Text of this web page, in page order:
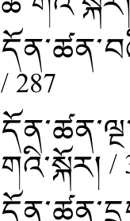
/ 287
གའི་སྐོར། /